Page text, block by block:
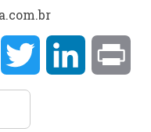
MessengerTwitter LinkedIn